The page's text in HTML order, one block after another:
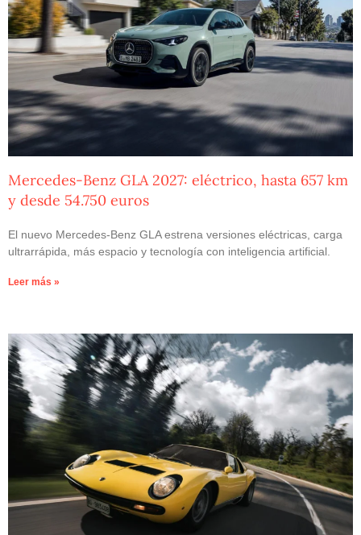
Mercedes-Benz GLA 2027: eléctrico, hasta 657 km
y desde 54.750 euros
El nuevo Mercedes-Benz GLA estrena versiones eléctricas, carga
ultrarrápida, más espacio y tecnología con inteligencia artificial.
Leer más »